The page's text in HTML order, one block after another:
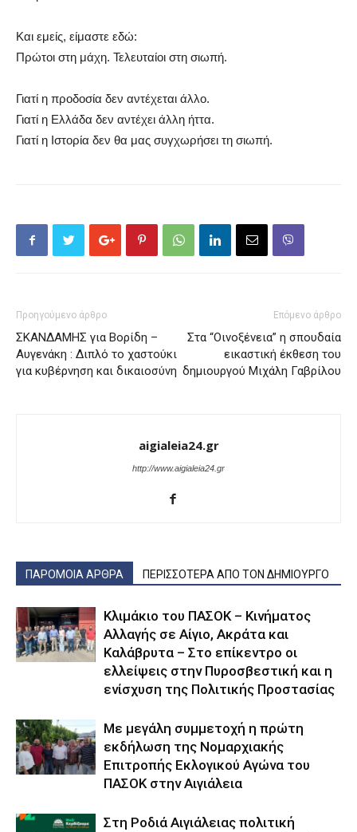
Και εμείς, είμαστε εδώ:
Πρώτοι στη μάχη. Τελευταίοι στη σιωπή.
Γιατί η προδοσία δεν αντέχεται άλλο.
Γιατί η Ελλάδα δεν αντέχει άλλη ήττα.
Γιατί η Ιστορία δεν θα μας συγχωρήσει τη σιωπή.
Προηγούμενο άρθρο
ΣΚΑΝΔΑΜΗΣ για Βορίδη –
Αυγενάκη : Διπλό το χαστούκι
για κυβέρνηση και δικαιοσύνη
Επόμενο άρθρο
Στα “Οινοξένεια” η σπουδαία
εικαστική έκθεση του
δημιουργού Μιχάλη Γαβρίλου
aigialeia24.gr
http://www.aigialeia24.gr
ΠΑΡΟΜΟΙΑ ΑΡΘΡΑ ΠΕΡΙΣΣΟΤΕΡΑ ΑΠΟ ΤΟΝ ΔΗΜΙΟΥΡΓΟ
Κλιμάκιο του ΠΑΣΟΚ – Κινήματος
Αλλαγής σε Αίγιο, Ακράτα και
Καλάβρυτα – Στο επίκεντρο οι
ελλείψεις στην Πυροσβεστική και η
ενίσχυση της Πολιτικής Προστασίας
Με μεγάλη συμμετοχή η πρώτη
εκδήλωση της Νομαρχιακής
Επιτροπής Εκλογικού Αγώνα του
ΠΑΣΟΚ στην Αιγιάλεια
Στη Ροδιά Αιγιάλειας πολιτική